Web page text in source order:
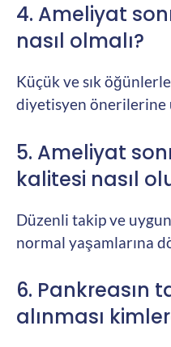
4. Ameliyat
nasıl olmalı?
Küçük ve sık
diyetisyen önerilerine
5. Ameliyat
kalitesi nasıl
Düzenli takip ve
normal yaşamlarına
6. Pankreasın
alınması